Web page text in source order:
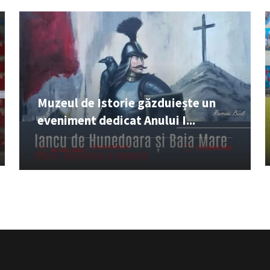
Muzeul de Istorie găzduiește un
eveniment dedicat Anului I...
06 AUG. 2026 EVENIMENTE 0 COMENTARII